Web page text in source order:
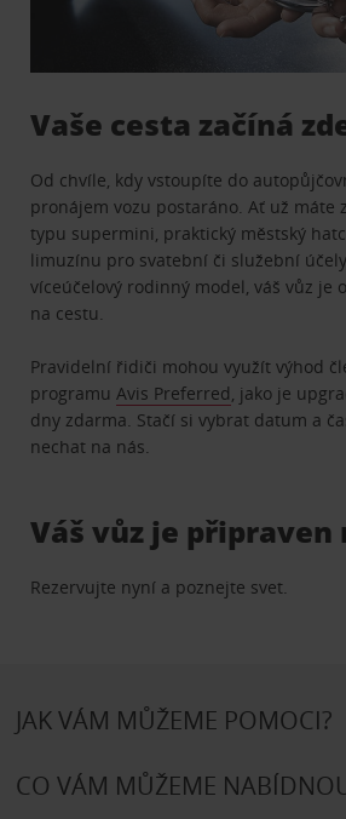
Vaše cesta začíná
Od chvíle, kdy vstoupíte do
pronájem vozu postaráno. Ať už máte
typu supermini, praktický městský
limuzínu pro svatební či služební
víceúčelový rodinný model, váš vůz je
na cestu.
Pravidelní řidiči mohou využít výhod
programuAvis Preferred, jako je
dny zdarma. Stačí si vybrat datum a
nechat na nás.
Váš vůz je připraven
Rezervujte nyní a poznejte svet.
JAK VÁM MŮŽEME POMOCI?
CO VÁM MŮŽEME